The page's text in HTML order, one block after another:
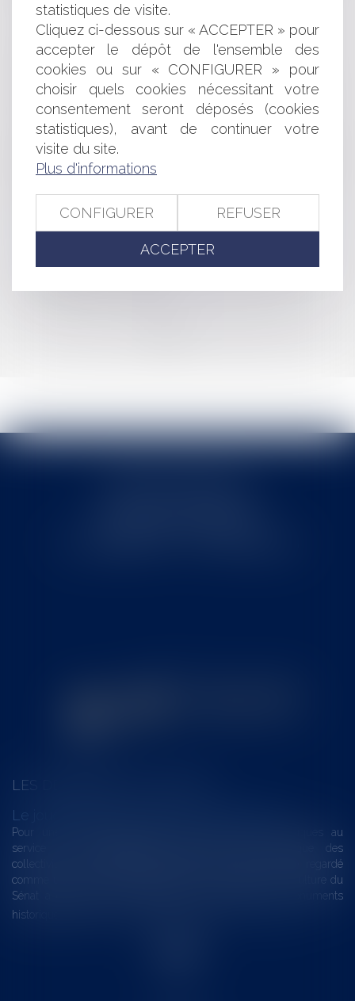
UBERPOP: LE CONSEIL CONSTITUTIONNEL
CONFIRME L'INTERDICTION
CONCURRENCE DÉLOYALE ET RISQUE DE
CONFUSION
VTC / TAXIS: LE CONSEIL CONSTITUTIONNEL REND
SES DÉCISIONS
ABUS DE POSITION DOMINANTE: GOOGLE ÉPINGLÉ
SUR SON SERVICE DE COMPARAISON DE PRIX
VTC: UNE QPC SUR LES DISPOSITIONS LÉGISLATIVES
RELATIVES AUX CONDITIONS D’EXERCICE DES VOITURES
DE TRANSPORT AVEC CHAUFFEUR
SUR LA RÉFORME DES PROFESSIONS
RÉGLEMENTÉES DU DROIT
CANAL + ET BEIN SPORTS: PAS DE CONCURRENCE
RACHAT DU NOUVEL OBSERVATEUR PAR LES
LES DERNIÈRES ACTUALITÉS
Le joug léger des monuments historiques
Pour une gestion patrimoniale des monuments historiques au
service du développement économique et touristique des
collectivités Le monument historique a longtemps été regardé
comme une charge. Le rapport que la commission de la culture du
Sénat a consacré, en juillet 2026, à la gestion des monuments
historiques invite à y voir aussi une ressour...
statistiques de visite.
Cliquez ci-dessous sur « ACCEPTER » pour
accepter le dépôt de l'ensemble des
cookies ou sur « CONFIGURER » pour
choisir quels cookies nécessitant votre
consentement seront déposés (cookies
statistiques), avant de continuer votre
visite du site.
Plus d'informations
CONFIGURER REFUSER
ACCEPTER